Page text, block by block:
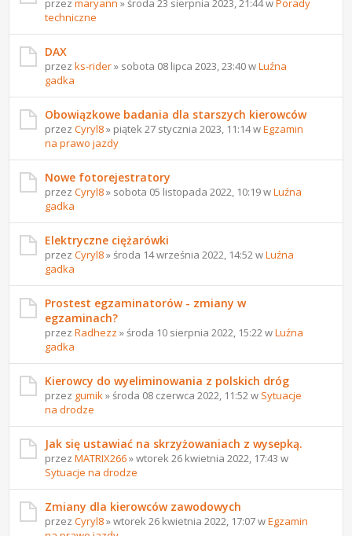
techniczne
DAX
przezks-rider» sobota 08 lipca 2023, 23:40 wLuźna
gadka
Obowiązkowe badania dla starszych kierowców
przezCyryl8» piątek 27 stycznia 2023, 11:14 wEgzamin
na prawo jazdy
Nowe fotorejestratory
przezCyryl8» sobota 05 listopada 2022, 10:19 wLuźna
gadka
Elektryczne ciężarówki
przezCyryl8» środa 14 września 2022, 14:52 wLuźna
gadka
Prostest egzaminatorów - zmiany w
egzaminach?
przezRadhezz » środa 10 sierpnia 2022, 15:22 wLuźna
gadka
Kierowcy do wyeliminowania z polskich dróg
przez gumik » środa 08 czerwca 2022, 11:52 w Sytuacje
na drodze
Jak się ustawiać na skrzyżowaniach z wysepką.
przezMATRIX266» wtorek 26 kwietnia 2022, 17:43 w
Sytuacje na drodze
Zmiany dla kierowców zawodowych
przezCyryl8» wtorek 26 kwietnia 2022, 17:07 wEgzamin